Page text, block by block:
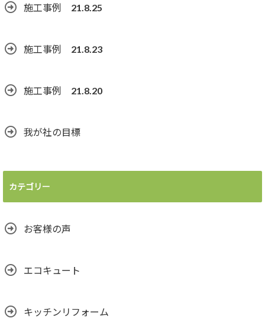
施工事例 21.8.25
施工事例 21.8.23
施工事例 21.8.20
我が社の目標
カテゴリー
お客様の声
エコキュート
キッチンリフォーム